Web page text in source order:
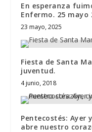
En esperanza
Enfermo. 25 mayo
23 mayo, 2025
Fiesta de Santa
juventud.
4 junio, 2018
Pentecostés: Ayer
abre nuestro